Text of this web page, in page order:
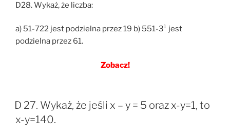
D28. Wykaż, że liczba:
a) 51-722 jest podzielna przez 19 b) 551-3¹ jest
podzielna przez 61.
Zobacz!
D 27. Wykaż, że jeśli x – y = 5 oraz x-y=1, to
x-y=140.